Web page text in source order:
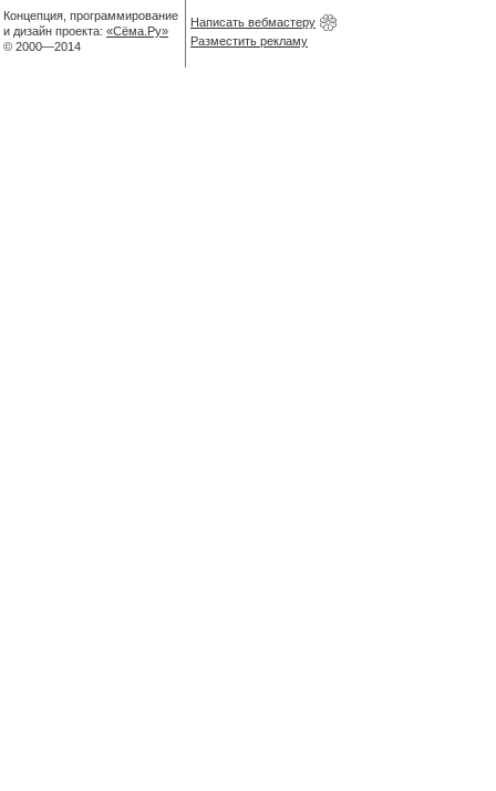
Концепция, программирование
и дизайн проекта: «Сёма.Ру»
© 2000—2014
Написать вебмастеру
Разместить рекламу